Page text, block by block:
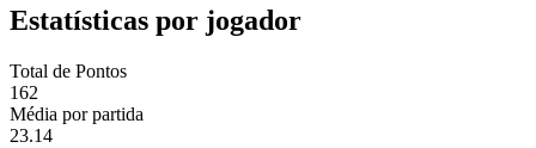
Estatísticas por jogador
Total de Pontos
162
Média por partida
23.14